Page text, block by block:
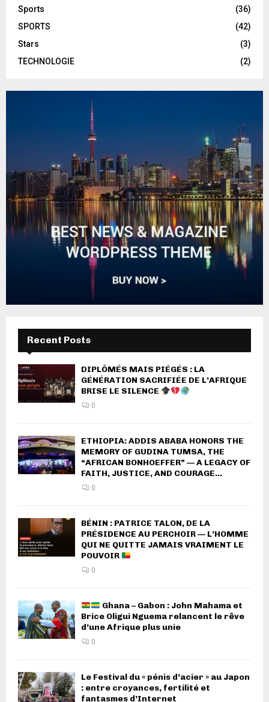
Sports
(36)
SPORTS
(42)
Stars
(3)
TECHNOLOGIE
(2)
Recent Posts
DIPLÔMÉS MAIS PIÉGÉS : LA
GÉNÉRATION SACRIFIÉE DE L’AFRIQUE
BRISE LE SILENCE
0
ETHIOPIA: ADDIS ABABA HONORS THE
MEMORY OF GUDINA TUMSA, THE
“AFRICAN BONHOEFFER” — A LEGACY OF
FAITH, JUSTICE, AND COURAGE...
0
BÉNIN : PATRICE TALON, DE LA
PRÉSIDENCE AU PERCHOIR — L’HOMME
QUI NE QUITTE JAMAIS VRAIMENT LE
POUVOIR
0
Ghana – Gabon : John Mahama et
Brice Oligui Nguema relancent le rêve
d’une Afrique plus unie
0
Le Festival du « pénis d’acier » au Japon
: entre croyances, fertilité et
fantasmes d’Internet